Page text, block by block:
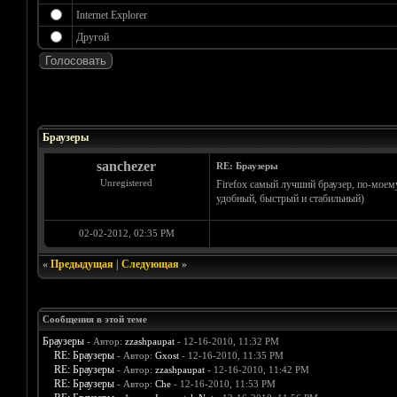
Internet Explorer
Другой
Браузеры
sanchezer
Unregistered
RE: Браузеры
Firefox самый лучший браузер, по-
удобный, быстрый и стабильный)
02-02-2012, 02:35 PM
« Предыдущая| Следующая»
Сообщения в этой теме
Браузеры - Автор: zzashpaupat- 12-16-2010, 11:32 PM
RE: Браузеры - Автор: Gxost- 12-16-2010, 11:35 PM
RE: Браузеры - Автор: zzashpaupat- 12-16-2010, 11:42 PM
RE: Браузеры - Автор: Che- 12-16-2010, 11:53 PM